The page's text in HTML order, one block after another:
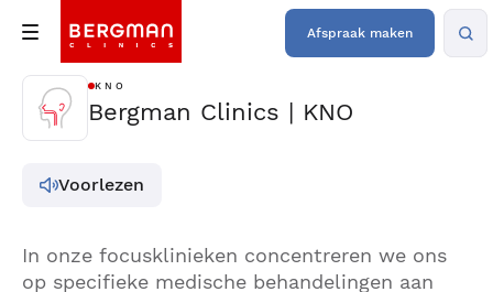
Afspraak maken
KNO
Bergman Clinics | KNO
Voorlezen
In onze focusklinieken concentreren we ons
op specifieke medische behandelingen aan